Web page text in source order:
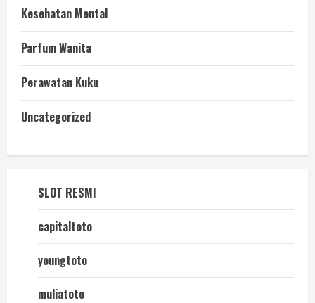
Kesehatan Mental
Parfum Wanita
Perawatan Kuku
Uncategorized
SLOT RESMI
capitaltoto
youngtoto
muliatoto